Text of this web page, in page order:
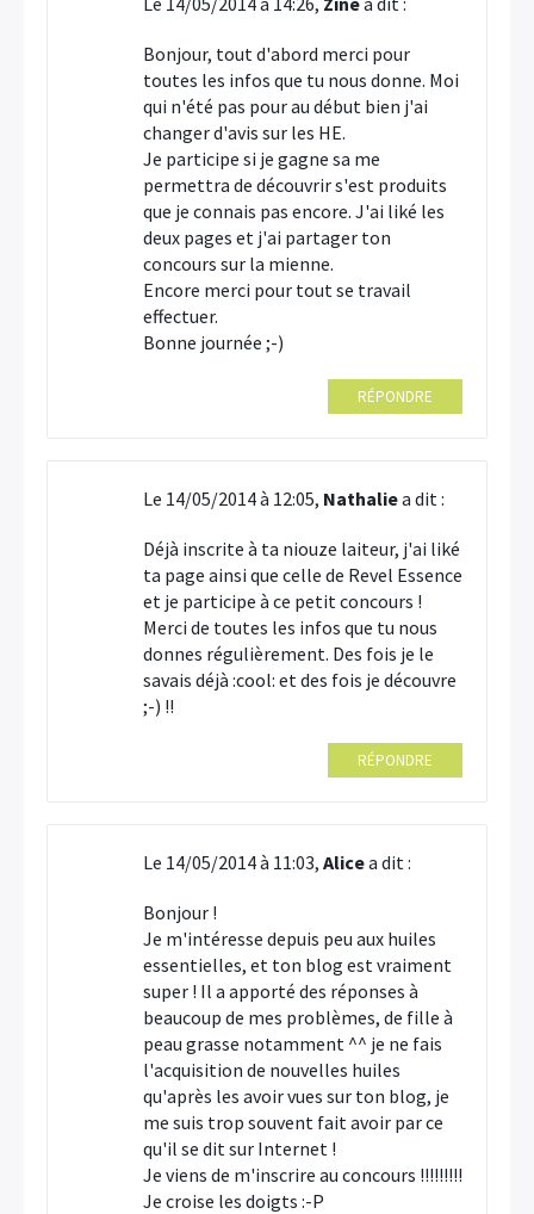
Bonjour, tout d'abord merci pour
toutes les infos que tu nous donne. Moi
qui n'été pas pour au début bien j'ai
changer d'avis sur les HE.
Je participe si je gagne sa me
permettra de découvrir s'est produits
que je connais pas encore. J'ai liké les
deux pages et j'ai partager ton
concours sur la mienne.
Encore merci pour tout se travail
effectuer.
Bonne journée ;-)
RÉPONDRE
Le 14/05/2014 à 12:05, Nathaliea dit :
Déjà inscrite à ta niouze laiteur, j'ai liké
ta page ainsi que celle de Revel Essence
et je participe à ce petit concours !
Merci de toutes les infos que tu nous
donnes régulièrement. Des fois je le
savais déjà :cool: et des fois je découvre
;-) !!
RÉPONDRE
Le 14/05/2014 à 11:03, Alicea dit :
Bonjour !
Je m'intéresse depuis peu aux huiles
essentielles, et ton blog est vraiment
super ! Il a apporté des réponses à
beaucoup de mes problèmes, de fille à
peau grasse notamment ^^ je ne fais
l'acquisition de nouvelles huiles
qu'après les avoir vues sur ton blog, je
me suis trop souvent fait avoir par ce
qu'il se dit sur Internet !
Je viens de m'inscrire au concours !!!!!!!!!
Je croise les doigts :-P